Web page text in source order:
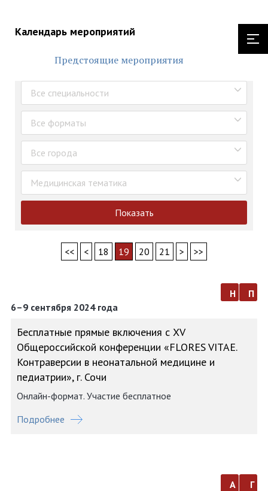
Календарь мероприятий
Предстоящие мероприятия
Все специальности
Все форматы
Все города
Медицинская тематика
Показать
<< < 18 19 20 21 > >>
6–9 сентября 2024 года
н п
Бесплатные прямые включения с XV
Общероссийской конференции «FLORES VITAE.
Контраверсии в неонатальной медицине и
педиатрии», г. Сочи
Онлайн-формат. Участие бесплатное
Подробнее
а г